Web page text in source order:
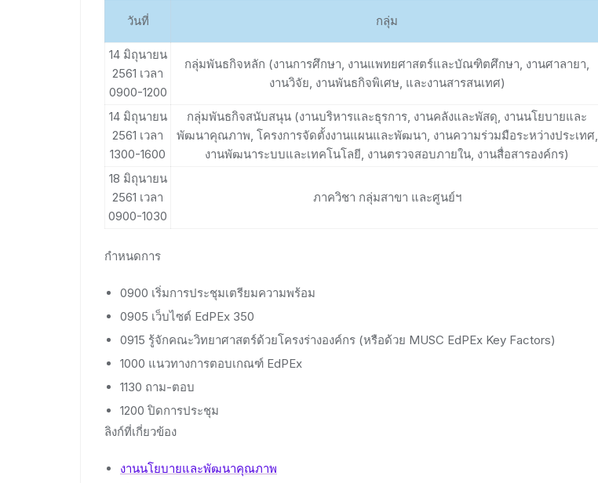
วันที่ กลุ่ม
14 มิถุนายน
2561 เวลา
0900-1200
กลุ่มพันธกิจหลัก (งานการศึกษา, งานแพทยศาสตร์และบัณฑิตศึกษา, งานศาลายา,
งานวิจัย, งานพันธกิจพิเศษ, และงานสารสนเทศ)
14 มิถุนายน
2561 เวลา
1300-1600
กลุ่มพันธกิจสนับสนุน (งานบริหารและธุรการ, งานคลังและพัสดุ, งานนโยบายและ
พัฒนาคุณภาพ, โครงการจัดตั้งงานแผนและพัฒนา, งานความร่วมมือระหว่างประเทศ,
งานพัฒนาระบบและเทคโนโลยี, งานตรวจสอบภายใน, งานสื่อสารองค์กร)
18 มิถุนายน
2561 เวลา
0900-1030
ภาควิชา กลุ่มสาขา และศูนย์ฯ
กำหนดการ
0900 เริ่มการประชุมเตรียมความพร้อม
0905 เว็บไซต์ EdPEx 350
0915 รู้จักคณะวิทยาศาสตร์ด้วยโครงร่างองค์กร (หรือด้วย MUSC EdPEx Key Factors)
1000 แนวทางการตอบเกณฑ์ EdPEx
1130 ถาม-ตอบ
1200 ปิดการประชุม
ลิงก์ที่เกี่ยวข้อง
งานนโยบายและพัฒนาคุณภาพ